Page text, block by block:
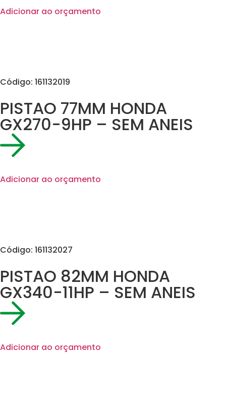
Adicionar ao orçamento
Código: 161132019
PISTAO 77MM HONDA
GX270-9HP – SEM ANEIS
Adicionar ao orçamento
Código: 161132027
PISTAO 82MM HONDA
GX340-11HP – SEM ANEIS
Adicionar ao orçamento